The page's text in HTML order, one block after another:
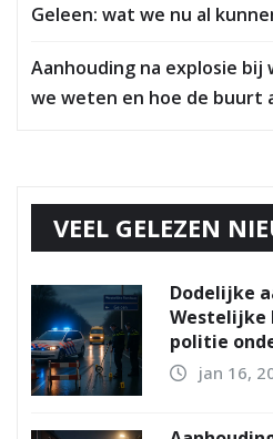
Geleen: wat we nu al
Aanhouding na explosie bij
we weten en hoe de
VEEL GELEZEN
Dodelijke
Westelijke
politie
jan 16,